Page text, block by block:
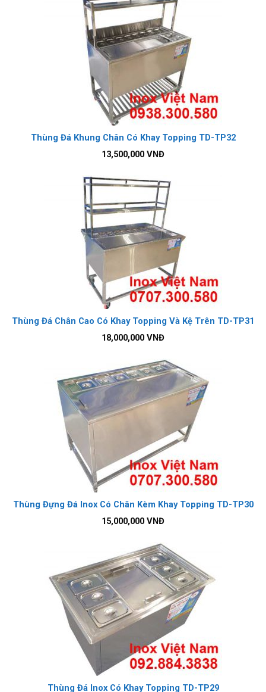
Thùng Đá Khung Chân Có Khay Topping TD-TP32
13,500,000 VNĐ
Thùng Đá Chân Cao Có Khay Topping Và Kệ Trên TD-TP31
18,000,000 VNĐ
Thùng Đựng Đá Inox Có Chân Kèm Khay Topping TD-TP30
15,000,000 VNĐ
Thùng Đá Inox Có Khay Topping TD-TP29